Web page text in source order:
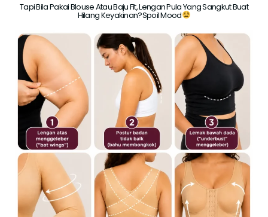
Tapi Bila Pakai Blouse Atau Baju Fit, Lengan Pula Yang Sangkut Buat
Hilang Keyakinan?Spoil Mood